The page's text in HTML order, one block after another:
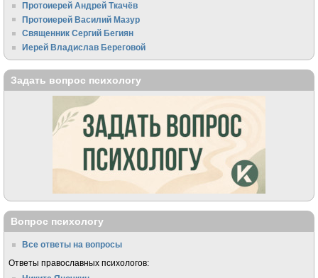
Протоиерей Андрей Ткачёв
Протоиерей Василий Мазур
Священник Сергий Бегиян
Иерей Владислав Береговой
Задать вопрос психологу
Вопрос психологу
Все ответы на вопросы
Ответы православных психологов: